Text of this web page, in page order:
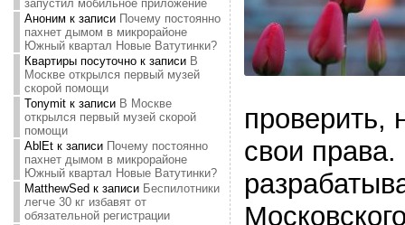
запустил мобильное приложение
Аноним к записи Почему постоянно
пахнет дымом в микрорайоне
Южный квартал Новые Ватутинки?
Квартиры посуточнок записи В
Москве открылся первый музей
скорой помощи
Tonymitк записи В Москве
открылся первый музей скорой
помощи
AblEtк записи Почему постоянно
пахнет дымом в микрорайоне
Южный квартал Новые Ватутинки?
MatthewSed к записи Беспилотники
легче 30 кг избавят от
обязательной регистрации
проверить,
свои права.